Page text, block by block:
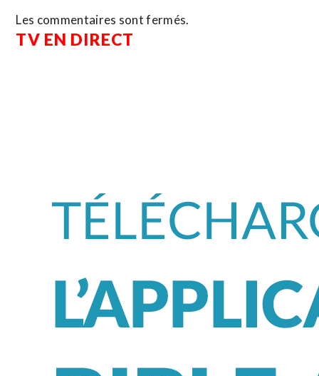
Les commentaires sont fermés.
TV EN DIRECT